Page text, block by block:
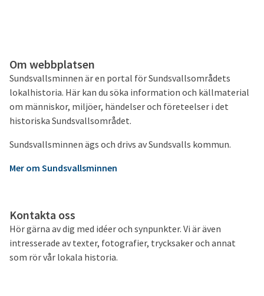
Om webbplatsen
Sundsvallsminnen är en portal för Sundsvallsområdets
lokalhistoria. Här kan du söka information och källmaterial
om människor, miljöer, händelser och företeelser i det
historiska Sundsvallsområdet.
Sundsvallsminnen ägs och drivs av Sundsvalls kommun.
Mer om Sundsvallsminnen
Kontakta oss
Hör gärna av dig med idéer och synpunkter. Vi är även
intresserade av texter, fotografier, trycksaker och annat
som rör vår lokala historia.